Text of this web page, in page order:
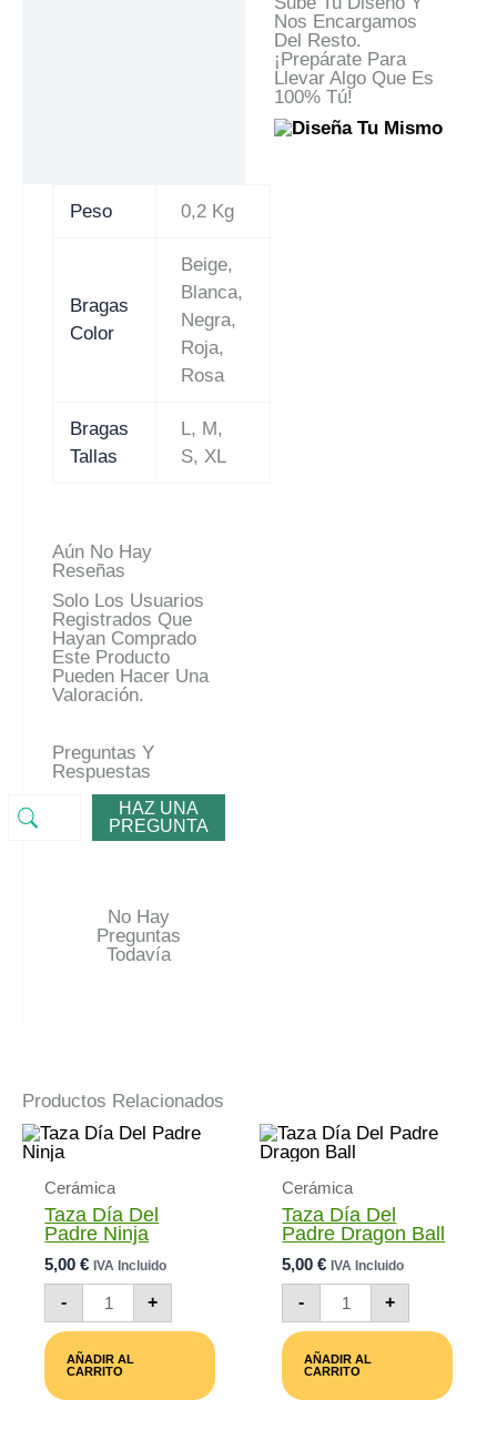
Nos Encargamos
Del Resto.
¡Prepárate Para
Llevar Algo Que Es
100% Tú!
Peso 0,2 Kg
Bragas
Color
Beige,
Blanca,
Negra,
Roja,
Rosa
Bragas
Tallas
L, M,
S, XL
Aún No Hay
Reseñas
Solo Los Usuarios
Registrados Que
Hayan Comprado
Este Producto
Pueden Hacer Una
Valoración.
Preguntas Y
Respuestas
HAZ UNA
PREGUNTA
No Hay
Preguntas
Todavía
Productos Relacionados
Cerámica
Taza Día Del
Padre Ninja
5,00€ IVA Incluido
-
Taza
Día
Del
Ninja
+
AÑADIR AL
CARRITO
Cerámica
Taza Día Del
Padre Dragon Ball
5,00€ IVA Incluido
-
Taza
Día
Del
Dragon
Cantidad
+
AÑADIR AL
CARRITO